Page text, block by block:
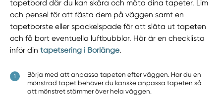
tapetbord där du kan skära och mäta dina tapeter. Lim
och pensel för att fästa dem på väggen samt en
tapetborste eller spackelspade för att släta ut tapeten
och få bort eventuella luftbubblor. Här är en checklista
inför dintapetsering i Borlänge.
Börja med att anpassa tapeten efter väggen. Har du en
mönstrad tapet behöver du kanske anpassa tapeten så
att mönstret stämmer över hela väggen.